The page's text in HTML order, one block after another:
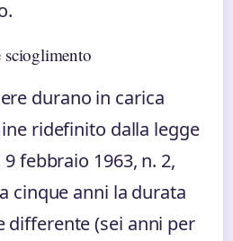
scioglimento
durano in carica
ridefinito dalla legge
febbraio 1963, n. 2,
cinque anni la durata
differente (sei anni per